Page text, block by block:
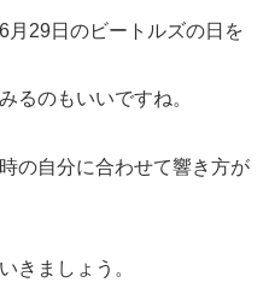
月29日のビートルズの日を
るのもいいですね。
の自分に合わせて響き方が
きましょう。